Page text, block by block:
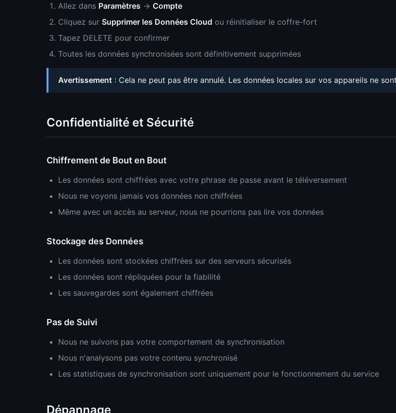
Allez dans Paramètres → Compte
Cliquez sur Supprimer les Données Cloud ou réinitialiser le coffre-fort
Tapez DELETE pour confirmer
Toutes les données synchronisées sont définitivement supprimées
Avertissement : Cela ne peut pas être annulé. Les données locales sur vos appareils ne
Confidentialité et Sécurité
Chiffrement de Bout en Bout
Les données sont chiffrées avec votre phrase de passe avant le téléversement
Nous ne voyons jamais vos données non chiffrées
Même avec un accès au serveur, nous ne pourrions pas lire vos données
Stockage des Données
Les données sont stockées chiffrées sur des serveurs sécurisés
Les données sont répliquées pour la fiabilité
Les sauvegardes sont également chiffrées
Pas de Suivi
Nous ne suivons pas votre comportement de synchronisation
Nous n'analysons pas votre contenu synchronisé
Les statistiques de synchronisation sont uniquement pour le fonctionnement du service
Dépannage